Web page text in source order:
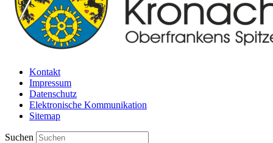
Kontakt
Impressum
Datenschutz
Elektronische Kommunikation
Sitemap
Suchen